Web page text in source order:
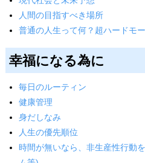
人間の目指すべき場所
普通の人生って何？超ハードモ
幸福になる為に
毎日のルーティン
健康管理
身だしなみ
人生の優先順位
時間が無いなら、非生産性行動